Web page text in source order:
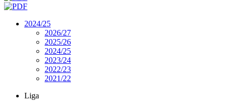
2024/25
2026/27
2025/26
2024/25
2023/24
2022/23
2021/22
Liga